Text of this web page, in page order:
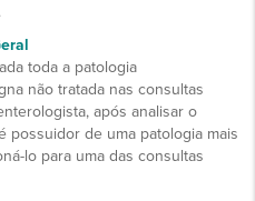
toda a patologia
não tratada nas consultas
após analisar o
possuidor de uma patologia mais
lo para uma das consultas